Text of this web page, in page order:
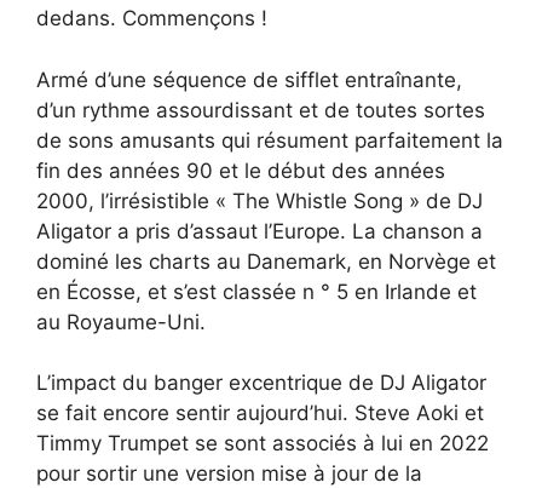
dedans. Commençons !
Armé d’une séquence de sifflet entraînante,
d’un rythme assourdissant et de toutes sortes
de sons amusants qui résument parfaitement la
fin des années 90 et le début des années
2000, l’irrésistible « The Whistle Song » de DJ
Aligator a pris d’assaut l’Europe. La chanson a
dominé les charts au Danemark, en Norvège et
en Écosse, et s’est classée n ° 5 en Irlande et
au Royaume-Uni.
L’impact du banger excentrique de DJ Aligator
se fait encore sentir aujourd’hui. Steve Aoki et
Timmy Trumpet se sont associés à lui en 2022
pour sortir une version mise à jour de la